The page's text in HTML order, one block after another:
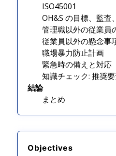
ISO45001
OH&S の目標、監査
管理職以外の従業員
従業員以外の懸念事
職場暴力防止計画
緊急時の備えと対応
知識チェック: 推奨
結論
まとめ
Objectives